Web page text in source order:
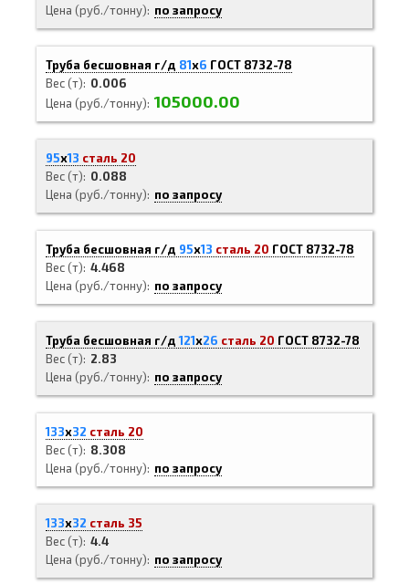
Цена (руб./тонну)
по запросу
Труба бесшовная г/д 81х6 ГОСТ 8732-78
Вес (т)
0.006
Цена (руб./тонну) 105000.00
95х13 сталь 20
Вес (т)
0.088
Цена (руб./тонну)
по запросу
Труба бесшовная г/д 95х13 сталь 20 ГОСТ 8732-78
Вес (т) 4.468
Цена (руб./тонну)
по запросу
Труба бесшовная г/д121х26 сталь 20 ГОСТ 8732-78
Вес (т)
2.83
Цена (руб./тонну)
по запросу
133х32 сталь 20
Вес (т)
8.308
Цена (руб./тонну)
по запросу
133х32 сталь 35
Вес (т) 4.4
Цена (руб./тонну)
по запросу